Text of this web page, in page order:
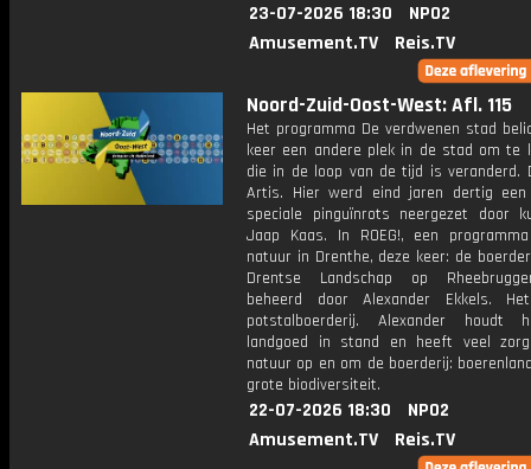
23-07-2026 18:30
NPO2
Amusement.TV
Reis.TV
Noord-Zuid-Oost-West: Afl. 115
Het programma De verdwenen stad
keer een andere plek in de stad om te
die in de loop van de tijd is veranderd.
Artis. Hier werd eind jaren dertig
speciale pinguïnrots neergezet door
Jaap Kaas. In ROEG!, een
natuur in Drenthe, deze keer: de
Drentse Landschap op
beheerd door Alexander Ekkels.
potstalboerderij. Alexander houdt
landgoed in stand en heeft veel
natuur op en om de boerderij:
grote biodiversiteit.
22-07-2026 18:30
NPO2
Amusement.TV
Reis.TV